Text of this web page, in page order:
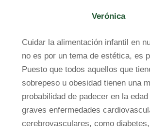
Verónica
Cuidar la alimentación infantil en
no es por un tema de estética, es
Puesto que todos aquellos que
sobrepeso u obesidad tienen una
probabilidad de padecer en la
graves enfermedades
cerebrovasculares, como diabetes,